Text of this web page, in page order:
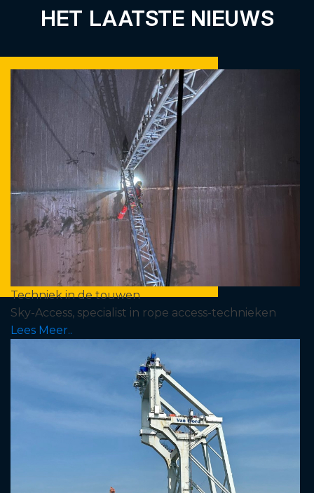
HET LAATSTE NIEUWS
Techniek in de touwen
Sky-Access, specialist in rope access-technieken
Lees Meer..